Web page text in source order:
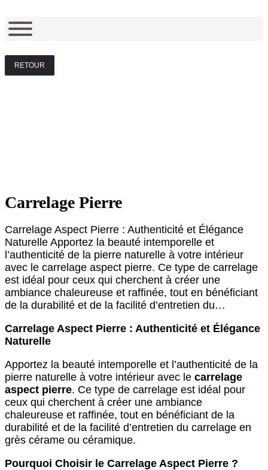
RETOUR
Carrelage Pierre
Carrelage Aspect Pierre : Authenticité et Élégance
Naturelle Apportez la beauté intemporelle et
l’authenticité de la pierre naturelle à votre intérieur
avec le carrelage aspect pierre. Ce type de carrelage
est idéal pour ceux qui cherchent à créer une
ambiance chaleureuse et raffinée, tout en bénéficiant
de la durabilité et de la facilité d’entretien du…
Carrelage Aspect Pierre : Authenticité et Élégance
Naturelle
Apportez la beauté intemporelle et l’authenticité de la
pierre naturelle à votre intérieur avec le carrelage
aspect pierre. Ce type de carrelage est idéal pour
ceux qui cherchent à créer une ambiance
chaleureuse et raffinée, tout en bénéficiant de la
durabilité et de la facilité d’entretien du carrelage en
grès cérame ou céramique.
Pourquoi Choisir le Carrelage Aspect Pierre ?